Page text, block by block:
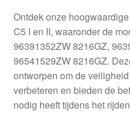
Contact
Kassa
Klachten
Klachtenprocedure
Ontdek onze
C5 I en II, waaronder de
96391352ZW 8216GZ,
96541529ZW 8216GZ.
ontworpen om de
verbeteren en bieden de
nodig heeft tijdens het